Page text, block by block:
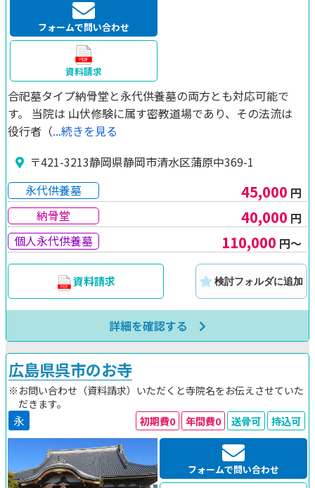
〒421-3213静岡県静岡市清水区蒲原中369-1
永代供養墓
45,000 円
納骨堂
40,000 円
個人永代供養墓
110,000 円～
フォームで問い合わせ
資料請求
合祀墓タイプ納骨堂と永代供養墓の両方とも対応可能で
す。 当院は 山伏修験に属す密教道場であり、その法流は
役行者（...続きを見る
資料請求 検討フォルダに追加
詳細を確認する
広島県呉市のお寺
※お問い合わせ（資料請求）いただくと寺院名をお伝えさせていた
だきます。
永 初期費0 年間費0 送骨可 持込可
フォームで問い合わせ